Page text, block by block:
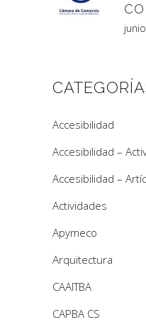
Accesibilidad
Accesibilidad –
Accesibilidad –
Actividades
Apymeco
Arquitectura
CAAITBA
CAPBA CS